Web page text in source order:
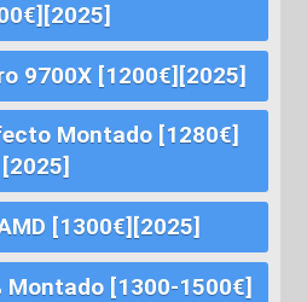
9700X [1200€][2025]
Montado [1280€]
[2025]
[1300€][2025]
Montado [1300-1500€]